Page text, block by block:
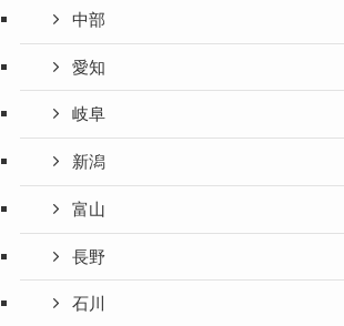
中部
愛知
岐阜
新潟
富山
長野
石川